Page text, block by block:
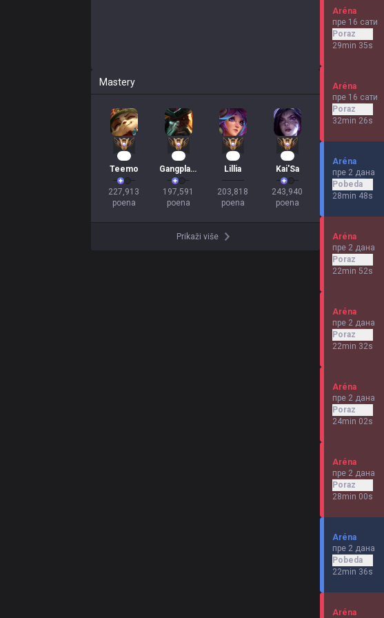
Mastery
Teemo
227,913
poena
Gangplank
197,591
poena
Lillia
203,818
poena
Kai'Sa
243,940
poena
Prikaži više
Aréna
пре 16 сати
Poraz
29min 35s
Aréna
пре 16 сати
Poraz
32min 26s
Aréna
пре 2 дана
Pobeda
28min 48s
Aréna
пре 2 дана
Poraz
22min 52s
Aréna
пре 2 дана
Poraz
22min 32s
Aréna
пре 2 дана
Poraz
24min 02s
Aréna
пре 2 дана
Poraz
28min 00s
Aréna
пре 2 дана
Pobeda
22min 36s
Aréna